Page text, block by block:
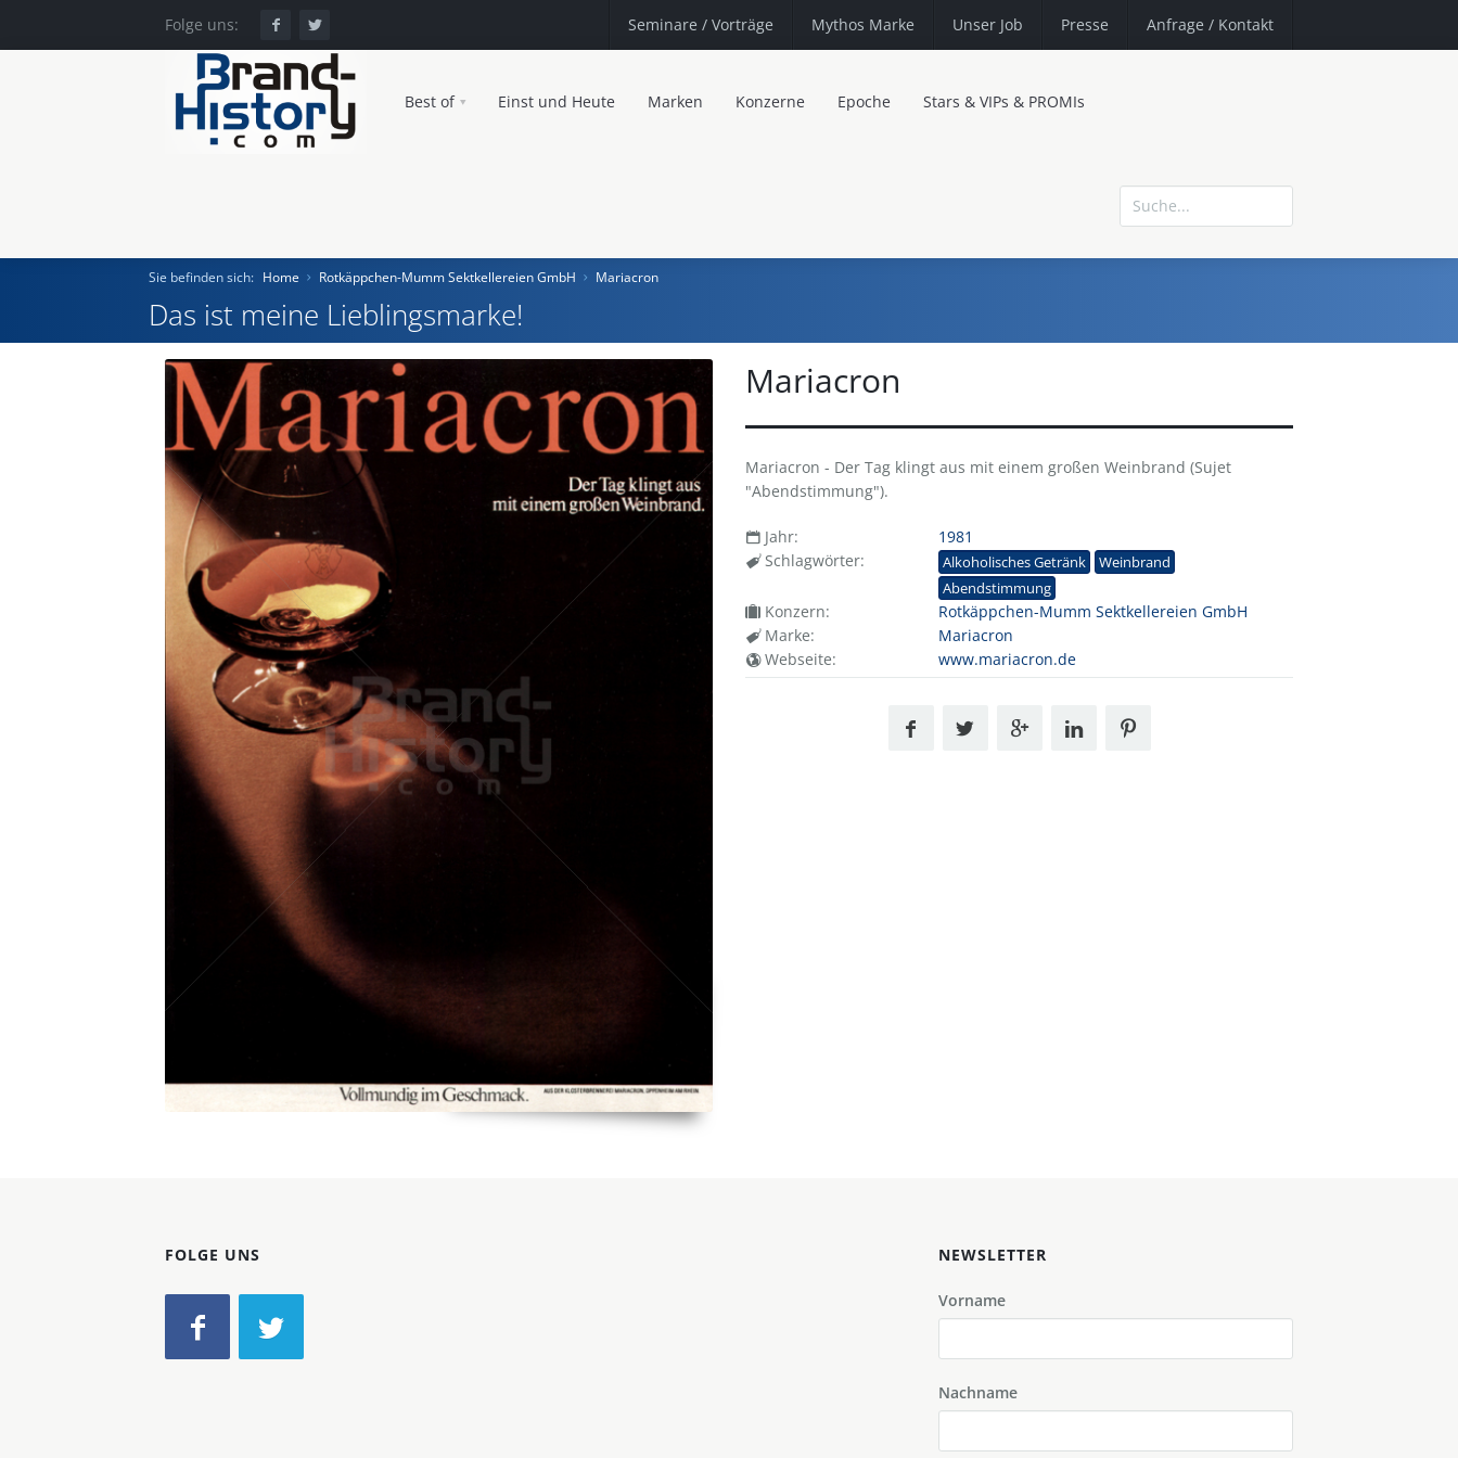
Folge uns: Seminare / Vorträge Mythos Marke Unser Job Presse Anfrage / Kontakt
Best of Einst und Heute Marken Konzerne Epoche Stars & VIPs & PROMIs
Home
Einst und Heute
Marken
Konzerne
Epoche
Sie befinden sich: Home Rotkäppchen-Mumm Sektkellereien GmbH Mariacron
Das ist meine Lieblingsmarke!
Mariacron
Mariacron - Der Tag klingt aus mit einem großen Weinbrand (Sujet
"Abendstimmung").
Jahr:
1981
Schlagwörter:
Alkoholisches Getränk
Weinbrand
Abendstimmung
Konzern:
Rotkäppchen-Mumm Sektkellereien GmbH
Marke:
Mariacron
Webseite:
www.mariacron.de
FOLGE UNS NEWSLETTER
Vorname
Nachname